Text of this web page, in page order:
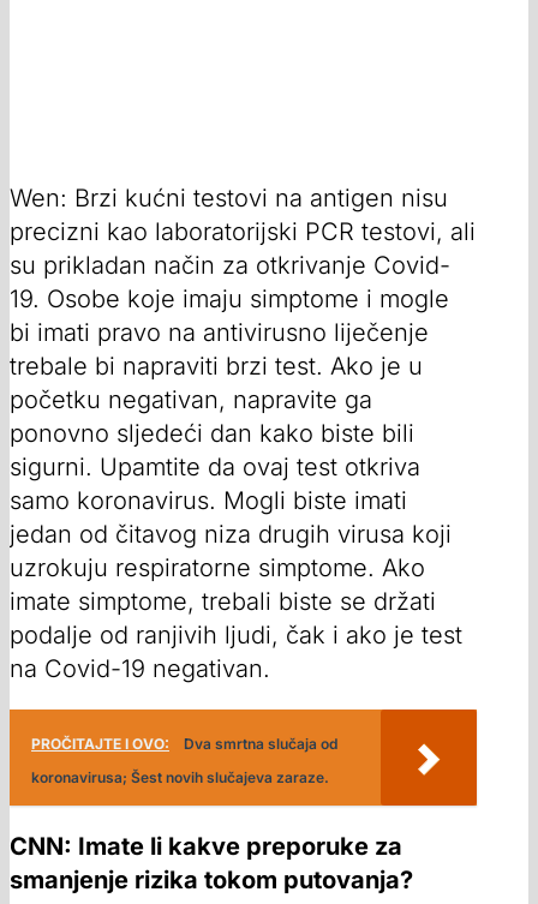
Wen: Brzi kućni testovi na antigen nisu
precizni kao laboratorijski PCR testovi, ali
su prikladan način za otkrivanje Covid-
19. Osobe koje imaju simptome i mogle
bi imati pravo na antivirusno liječenje
trebale bi napraviti brzi test. Ako je u
početku negativan, napravite ga
ponovno sljedeći dan kako biste bili
sigurni. Upamtite da ovaj test otkriva
samo koronavirus. Mogli biste imati
jedan od čitavog niza drugih virusa koji
uzrokuju respiratorne simptome. Ako
imate simptome, trebali biste se držati
podalje od ranjivih ljudi, čak i ako je test
na Covid-19 negativan.
PROČITAJTE I OVO:
Dva smrtna slučaja od
koronavirusa; Šest novih slučajeva zaraze.
CNN: Imate li kakve preporuke za
smanjenje rizika tokom putovanja?